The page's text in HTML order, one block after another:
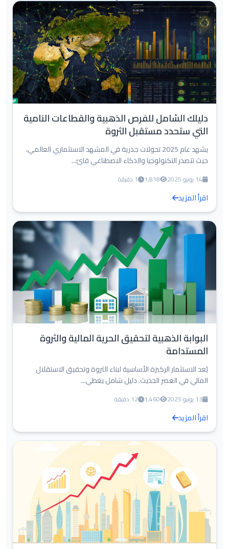
دليلك الشامل للفرص الذهبية والقطاعات النامية
التي ستحدد مستقبل الثروة
يشهد عام 2025 تحولات جذرية في المشهد الاستثماري العالمي،
حيث تتصدر التكنولوجيا والذكاء الاصطناعي قائ...
14 يونيو 2025 1,818 1 دقيقة
اقرأ المزيد
البوابة الذهبية لتحقيق الحرية المالية والثروة
المستدامة
يُعد الاستثمار الركيزة الأساسية لبناء الثروة وتحقيق الاستقلال
المالي في العصر الحديث. دليل شامل يغطي...
13 يونيو 2025 1,460 12 دقيقة
اقرأ المزيد